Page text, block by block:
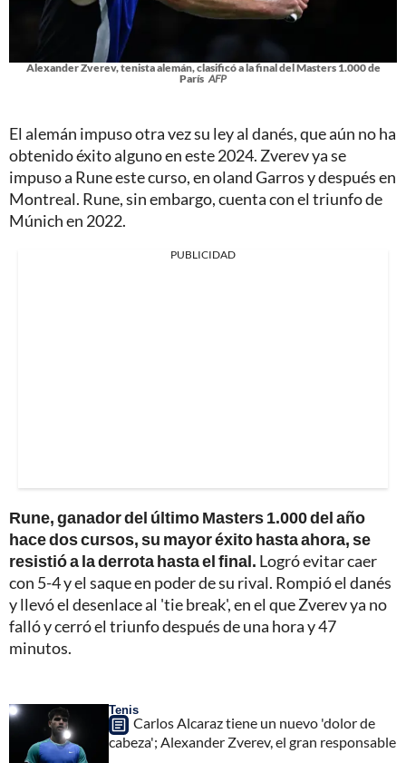
Alexander Zverev, tenista alemán, clasificó a la final del Masters 1.000 de
París AFP
El alemán impuso otra vez su ley al danés, que aún no ha
obtenido éxito alguno en este 2024. Zverev ya se
impuso a Rune este curso, en oland Garros y después en
Montreal. Rune, sin embargo, cuenta con el triunfo de
Múnich en 2022.
PUBLICIDAD
Rune, ganador del último Masters 1.000 del año
hace dos cursos, su mayor éxito hasta ahora, se
resistió a la derrota hasta el final. Logró evitar caer
con 5-4 y el saque en poder de su rival. Rompió el danés
y llevó el desenlace al 'tie break', en el que Zverev ya no
falló y cerró el triunfo después de una hora y 47
minutos.
Tenis
Carlos Alcaraz tiene un nuevo 'dolor de
cabeza'; Alexander Zverev, el gran responsable